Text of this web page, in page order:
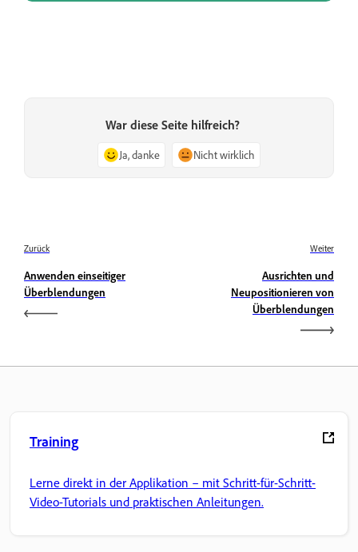
War diese Seite hilfreich?
Ja, danke Nicht wirklich
Zurück
Anwenden einseitiger
Überblendungen
Weiter
Ausrichten und
Neupositionieren von
Überblendungen
Training
Lerne direkt in der Applikation – mit Schritt-für-Schritt-
Video-Tutorials und praktischen Anleitungen.